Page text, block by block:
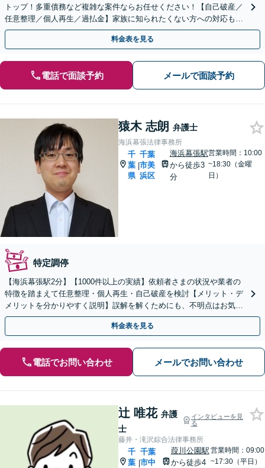
トップ！多重債務など複雑な案件ならお任せください！【自己破産／
任意整理／個人再生／過払金】家族に知られたくない方への対応も可
【破産管財人の経験有】【企業勤め経験有の弁護士】
料金表を見る
電話で面談予約 メールで面談予約
猿木 志朗 弁護士
海浜幕張法律事務所
千
葉
県
|
千葉
市美
浜区
海浜幕張駅
から徒歩3
分
営業時間：10:00
~18:30（金曜
日）
特定調停
【海浜幕張駅2分】【1000件以上の実績】依頼者さまの状況や業者の
特徴を踏まえて任意整理・個人再生・自己破産を検討【メリット・デ
メリットを分かりやすく説明】誤解を解くためにも、不明点はお気軽
にご相談ください【初回面談無料】【分割払い可】
料金表を見る
電話でお問い合わせ メールでお問い合わせ
辻 唯花 弁護
士
インタビューを見
る
藤井・滝沢綜合法律事務所
千
葉 |
千葉
市中
葭川公園駅
から徒歩4
営業時間：09:00
~17:30（平日）